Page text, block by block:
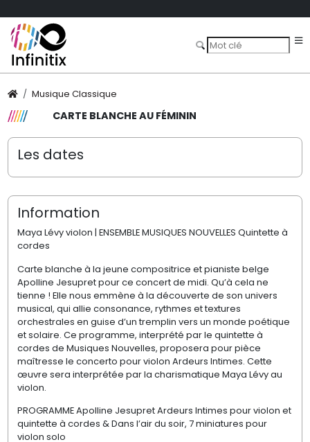
Musique Classique
CARTE BLANCHE AU FÉMININ
Les dates
Information
Maya Lévy violon | ENSEMBLE MUSIQUES NOUVELLES Quintette à
cordes
Carte blanche à la jeune compositrice et pianiste belge
Apolline Jesupret pour ce concert de midi. Qu’à cela ne
tienne ! Elle nous emmène à la découverte de son univers
musical, qui allie consonance, rythmes et textures
orchestrales en guise d’un tremplin vers un monde poétique
et solaire. Ce programme, interprété par le quintette à
cordes de Musiques Nouvelles, proposera pour pièce
maîtresse le concerto pour violon Ardeurs Intimes. Cette
œuvre sera interprétée par la charismatique Maya Lévy au
violon.
PROGRAMME Apolline Jesupret Ardeurs Intimes pour violon et
quintette à cordes & Dans l’air du soir, 7 miniatures pour
violon solo